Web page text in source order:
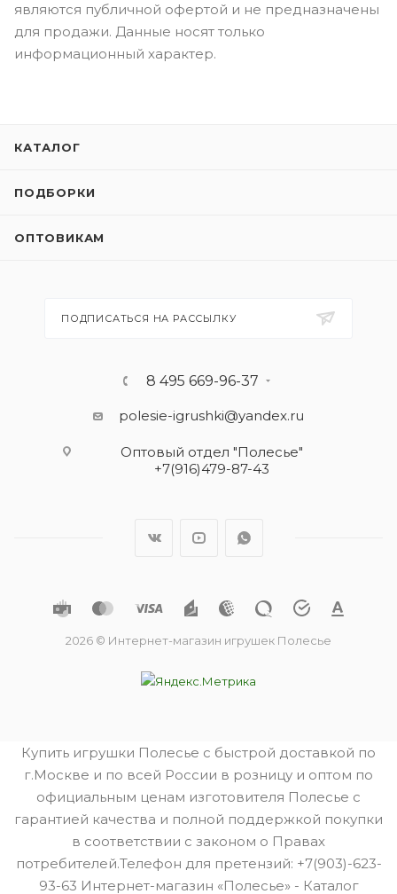
являются публичной офертой и не предназначены
для продажи. Данные носят только
информационный характер.
КАТАЛОГ
ПОДБОРКИ
ОПТОВИКАМ
ПОДПИСАТЬСЯ НА РАССЫЛКУ
8 495 669-96-37
polesie-igrushki@yandex.ru
Оптовый отдел "Полесье"
+7(916)479-87-43
2026 © Интернет-магазин игрушек Полесье
Купить игрушки Полесье с быстрой доставкой по
г.Москве и по всей России в розницу и оптом по
официальным ценам изготовителя Полесье с
гарантией качества и полной поддержкой покупки
в соответствии с законом о Правах
потребителей.Телефон для претензий: +7(903)-623-
93-63 Интернет-магазин «Полесье» - Каталог